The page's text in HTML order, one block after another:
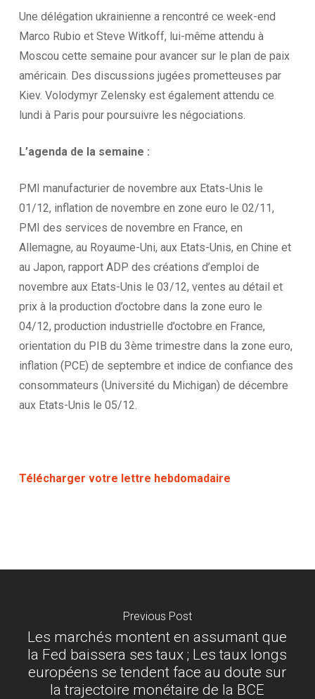
Une délégation ukrainienne a rencontré ce week-end
Marco Rubio et Steve Witkoff, lui-même attendu à
Moscou cette semaine pour avancer sur le plan de paix
américain. Des discussions jugées prometteuses par
Kiev. Volodymyr Zelensky est également attendu ce
lundi à Paris pour poursuivre les négociations.
L’agendade la semaine :
PMI manufacturier de novembre aux Etats-Unis le
01/12, inflation de novembre en zone euro le 02/11,
PMI des services de novembre en France, en
Allemagne, au Royaume-Uni, aux Etats-Unis, en Chine et
au Japon, rapport ADP des créations d’emploi de
novembre aux Etats-Unis le 03/12, ventes au détail et
prix à la production d’octobre dans la zone euro le
04/12, production industrielle d’octobre en France,
orientation du PIB du 3ème trimestre dans la zone euro,
inflation (PCE) de septembre et indice de confiance des
consommateurs (Université du Michigan) de décembre
aux Etats-Unis le 05/12.
Télécharger votre lettre hebdomadaire
Previous Post
Les marchés montent en assumant que
la Fed baissera ses taux ; Les taux longs
européens se tendent face au doute sur
la trajectoire monétaire de la BCE